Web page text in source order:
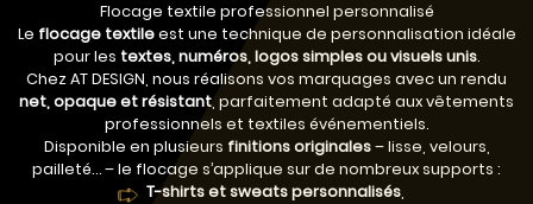
Flocage textile professionnel personnalisé
Le flocage textileest une technique de personnalisation idéale
pour les textes, numéros, logos simples ou visuels unis.
Chez AT DESIGN, nous réalisons vos marquages avec un rendu
net, opaque et résistant, parfaitement adapté aux vêtements
professionnels et textiles événementiels.
Disponible en plusieurs finitions originales– lisse, velours,
pailleté… – le flocage s’applique sur de nombreux supports :
T-shirts et sweats personnalisés,